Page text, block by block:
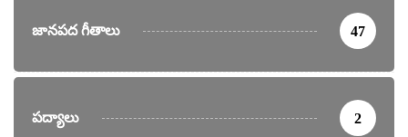
జానపద గీతాలు 47
పద్యాలు 2